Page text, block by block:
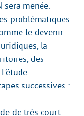
sera menée.
problématiques
le devenir
la
des
successives :
de très court